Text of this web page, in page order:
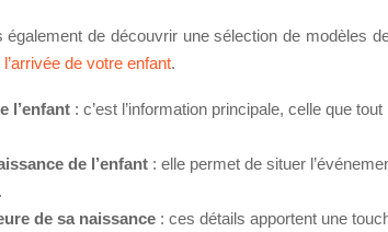
également de découvrir une sélection de modèles
de votre enfant.
l’enfant : c’est l’information principale, celle que
de l’enfant : elle permet de situer
de sa naissance : ces détails apportent une